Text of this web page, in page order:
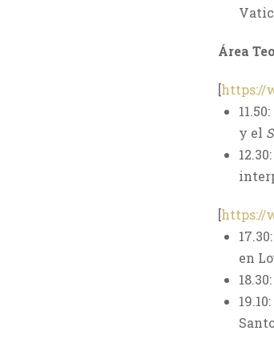
Área
[https://
y el
[https://
en
18.30: